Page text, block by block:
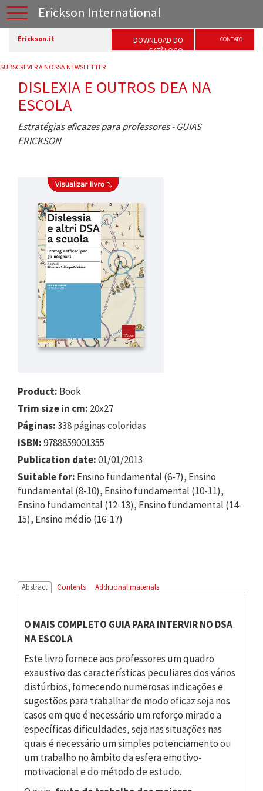
Erickson International
Erickson.it
DOWNLOAD DO
CATÀLOGO
CONTATO
SUBSCREVER A NOSSA NEWSLETTER
DISLEXIA E OUTROS DEA NA
ESCOLA
Estratégias eficazes para professores - GUIAS
ERICKSON
Product: Book
Trim size in cm: 20x27
Páginas:338 páginas coloridas
ISBN:9788859001355
Publication date:01/01/2013
Suitable for: Ensino fundamental (6-7), Ensino
fundamental (8-10), Ensino fundamental (10-11),
Ensino fundamental (12-13), Ensino fundamental (14-
15), Ensino médio (16-17)
Abstract Contents Additional materials
O MAIS COMPLETO GUIA PARA INTERVIR NO DSA
NA ESCOLA
Este livro fornece aos professores um quadro
exaustivo das características peculiares dos vários
distúrbios, fornecendo numerosas indicações e
sugestões para trabalhar de modo eficaz seja nos
casos em que é necessário um reforço mirado a
específicas dificuldades, seja nas situações nas
quais é necessário um simples potenciamento ou
um trabalho no âmbito da esfera emotivo-
motivacional e do método de estudo.